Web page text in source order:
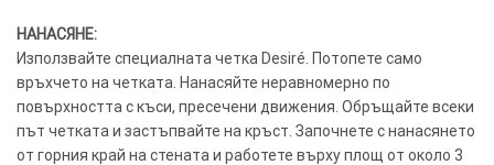
НАНАСЯНЕ:
Използвайте специалната четка Desiré. Потопете само
връхчето на четката. Нанасяйте неравномерно по
повърхността с къси, пресечени движения. Обръщайте всеки
път четката и застъпвайте на кръст. Започнете с нанасянето
от горния край на стената и работете върху площ от около 3